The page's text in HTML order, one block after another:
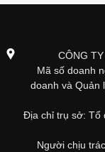
CÔNG
Mã số doanh
doanh và Quản
Địa chỉ trụ sở: Tổ
Người chịu